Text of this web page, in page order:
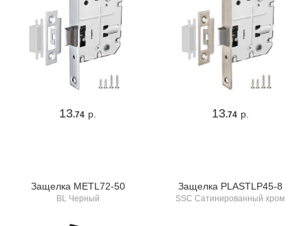
13.74 р. 13.74 р.
Защелка METL72-50
BL Черный
Защелка PLASTLP45-8
SSC Сатинированный хром